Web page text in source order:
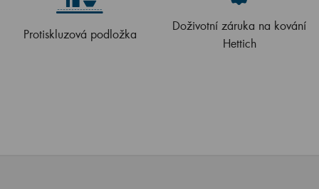
Protiskluzová podložka
Doživotní záruka na kování
Hettich